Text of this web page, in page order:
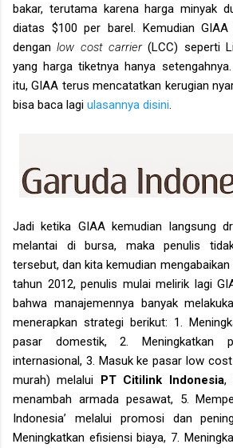
bakar, terutama karena harga minyak
diatas $100 per barel. Kemudian
denganlow cost carrier(LCC) seperti
yang harga tiketnya hanya
itu, GIAA terus mencatatkan kerugian
bisa baca lagi ulasannya disini
Jadi ketika GIAA kemudian langsung
melantai di bursa, maka penulis
tersebut, dan kita kemudian mengabaikan
tahun 2012, penulis mulai melirik lagi
bahwa manajemennya banyak
menerapkan strategi berikut: 1.
pasar domestik, 2. Meningkatkan
internasional, 3. Masuk ke pasar low
murah) melalui PT Citilink Indonesia,
menambah armada pesawat, 5.
Indonesia’ melalui promosi dan
Meningkatkan efisiensi biaya, 7.